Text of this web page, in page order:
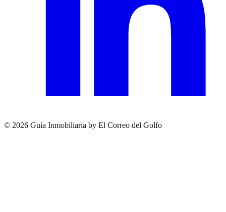
© 2026 Guía Inmobiliaria by El Correo del Golfo